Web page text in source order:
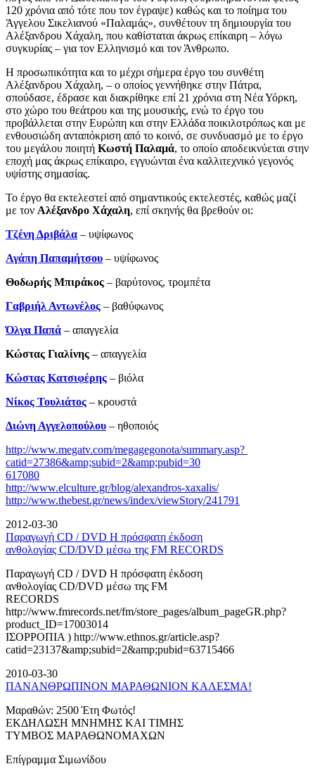
120 χρόνια από τότε που τον έγραψε) καθώς και το ποίημα του
Άγγελου Σικελιανού «Παλαμάς», συνθέτουν τη δημιουργία του
Αλέξανδρου Χάχαλη, που καθίσταται άκρως επίκαιρη – λόγω
συγκυρίας – για τον Ελληνισμό και τον Άνθρωπο.
Η προσωπικότητα και το μέχρι σήμερα έργο του συνθέτη
Αλέξανδρου Χάχαλη, – ο οποίος γεννήθηκε στην Πάτρα,
σπούδασε, έδρασε και διακρίθηκε επί 21 χρόνια στη Νέα Υόρκη,
στο χώρο του θεάτρου και της μουσικής, ενώ το έργο του
προβάλλεται στην Ευρώπη και στην Ελλάδα ποικιλοτρόπως και με
ενθουσιώδη ανταπόκριση από το κοινό, σε συνδυασμό με το έργο
του μεγάλου ποιητή Κωστή Παλαμά, το οποίο αποδεικνύεται στην
εποχή μας άκρως επίκαιρο, εγγυώνται ένα καλλιτεχνικό γεγονός
υψίστης σημασίας.
Το έργο θα εκτελεστεί από σημαντικούς εκτελεστές, καθώς μαζί
με τον Αλέξανδρο Χάχαλη, επί σκηνής θα βρεθούν οι:
Τζένη Δριβάλα – υψίφωνος
Αγάπη Παπαμήτσου – υψίφωνος
Θοδωρής Μπιράκος – βαρύτονος, τρομπέτα
Γαβριήλ Αντωνέλος – βαθύφωνος
Όλγα Παπά – απαγγελία
Κώστας Γιαλίνης ­– απαγγελία
Κώστας Κατσιφέρης – βιόλα
Νίκος Τουλιάτος – κρουστά
Διώνη Αγγελοπούλου – ηθοποιός
http://www.megatv.com/megagegonota/summary.asp?
catid=27386&amp;subid=2&amp;pubid=30
617080
http://www.elculture.gr/blog/alexandros-xaxalis/
http://www.thebest.gr/news/index/viewStory/241791
2012-03-30
Παραγωγή CD / DVD Η πρόσφατη έκδοση
ανθολογίας CD/DVD μέσω της FM RECORDS
Παραγωγή CD / DVD Η πρόσφατη έκδοση
ανθολογίας CD/DVD μέσω της FM
RECORDS
http://www.fmrecords.net/fm/store_pages/album_pageGR.php?
product_ID=17003014
ΙΣΟΡΡΟΠΙΑ ) http://www.ethnos.gr/article.asp?
catid=23137&amp;subid=2&amp;pubid=63715466
2010-03-30
ΠΑΝΑΝΘΡΩΠΙΝΟΝ ΜΑΡΑΘΩΝΙΟΝ ΚΑΛΕΣΜΑ!
Μαραθών: 2500 Έτη Φωτός!
ΕΚΔΗΛΩΣΗ ΜΝΗΜΗΣ ΚΑΙ ΤΙΜΗΣ
ΤΥΜΒΟΣ ΜΑΡΑΘΩΝΟΜΑΧΩΝ
Επίγραμμα Σιμωνίδου